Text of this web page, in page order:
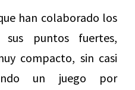
han colaborado los
puntos fuertes,
compacto, sin casi
un juego por